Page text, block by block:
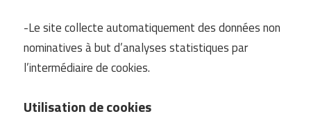
-Le site collecte automatiquement des données non
nominatives à but d’analyses statistiques par
l’intermédiaire de cookies.
Utilisation de cookies